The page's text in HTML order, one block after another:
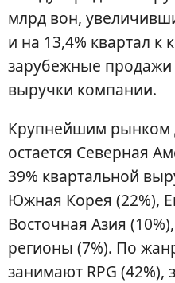
млрд вон,
и на 13,4% квартал к
зарубежные
выручки компании.
Крупнейшим рынком
остается Северная
39% квартальной
Южная Корея (22%),
Восточная Азия
регионы (7%). По
занимают RPG